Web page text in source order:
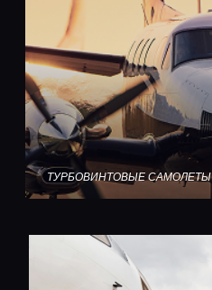
ТУРБОВИНТОВЫЕ САМОЛЕТЫ